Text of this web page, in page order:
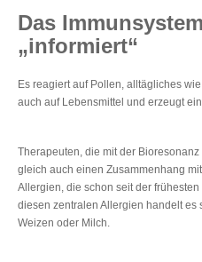
Das
„informiert“
Es reagiert auf Pollen, alltägliches
auch auf Lebensmittel und erzeugt
Therapeuten, die mit der
gleich auch einen Zusammenhang
Allergien, die schon seit der
diesen zentralen Allergien handelt es
Weizen oder Milch.